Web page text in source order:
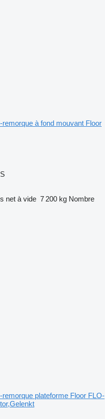
remorque à fond mouvant Floor
net à vide 7 200 kg Nombre
remorque plateforme Floor FLO-